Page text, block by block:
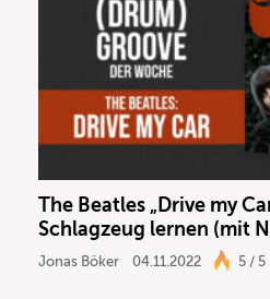
The Beatles „Drive my
Schlagzeug lernen (mit
Jonas Böker 04.11.2022 5 / 5